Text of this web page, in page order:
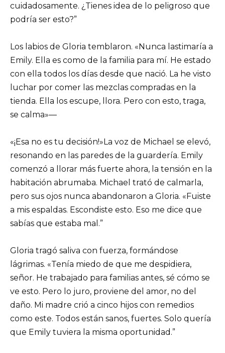
cuidadosamente. ¿Tienes idea de lo peligroso que
podría ser esto?”
Los labios de Gloria temblaron. «Nunca lastimaría a
Emily. Ella es como de la familia para mí. He estado
con ella todos los días desde que nació. La he visto
luchar por comer las mezclas compradas en la
tienda. Ella los escupe, llora. Pero con esto, traga,
se calma»—
«¡Esa no es tu decisión!»La voz de Michael se elevó,
resonando en las paredes de la guardería. Emily
comenzó a llorar más fuerte ahora, la tensión en la
habitación abrumaba. Michael trató de calmarla,
pero sus ojos nunca abandonaron a Gloria. «Fuiste
a mis espaldas. Escondiste esto. Eso me dice que
sabías que estaba mal.”
Gloria tragó saliva con fuerza, formándose
lágrimas. «Tenía miedo de que me despidiera,
señor. He trabajado para familias antes, sé cómo se
ve esto. Pero lo juro, proviene del amor, no del
daño. Mi madre crió a cinco hijos con remedios
como este. Todos están sanos, fuertes. Solo quería
que Emily tuviera la misma oportunidad.”